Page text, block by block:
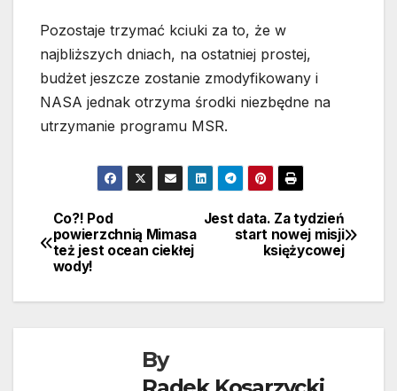
Pozostaje trzymać kciuki za to, że w
najbliższych dniach, na ostatniej prostej,
budżet jeszcze zostanie zmodyfikowany i
NASA jednak otrzyma środki niezbędne na
utrzymanie programu MSR.
Nawigacja
wpisu
Jest data. Za tydzień
start nowej misji
księżycowej
Co?! Pod
powierzchnią Mimasa
też jest ocean ciekłej
wody!
By